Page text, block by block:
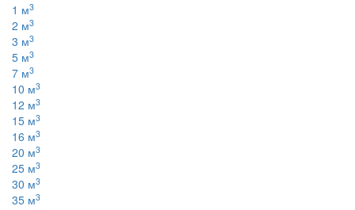
1 м3
2 м3
3 м3
5 м3
7 м3
10 м3
12 м3
15 м3
16 м3
20 м3
25 м3
30 м3
35 м3